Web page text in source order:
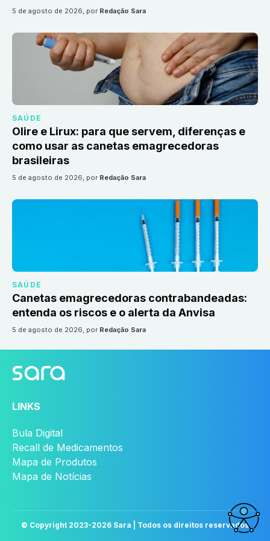
5 de agosto de 2026, por Redação Sara
SAÚDE
Olire e Lirux: para que servem, diferenças e
como usar as canetas emagrecedoras
brasileiras
5 de agosto de 2026, por Redação Sara
SAÚDE
Canetas emagrecedoras contrabandeadas:
entenda os riscos e o alerta da Anvisa
5 de agosto de 2026, por Redação Sara
LINKS
Bula Digital
Recall de Medicamentos
Mapa de Produtos
Mapa de Notícias
© Copyright 2023-2026 Sara | Todos os direitos reservados